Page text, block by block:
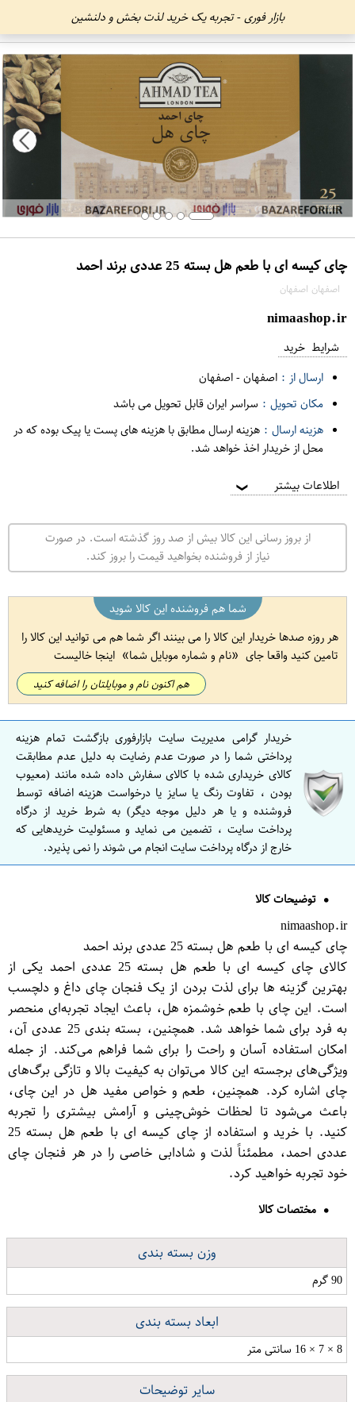
بازار فوری - تجربه یک خرید لذت بخش و دلنشین
چای کیسه ای با طعم هل بسته 25 عددی برند احمد
اصفهان اصفهان
nimaashop.ir
شرایط خرید
ارسال از : اصفهان-اصفهان
مکان تحویل : سراسر ایران قابل تحویل می باشد
هزینه ارسال : هزینه ارسال مطابق با هزینه های پست یا پیک بوده که در
محل از خریدار اخذ خواهد شد.
اطلاعات بیشتر ❯
از بروز رسانی این کالا بیش از صد روز گذشته است. در صورت
نیاز از فروشنده بخواهید قیمت را بروز کند.
شما هم فروشنده این کالا شوید
هر روزه صدها خریدار این کالا را می بینند اگر شما هم می توانید این کالا را
تامین کنید واقعا جای
نام و شماره موبایل شما اینجا خالیست
هم اکنون نام و موبایلتان را اضافه کنید
خریدار گرامی مدیریت سایت بازارفوری بازگشت تمام هزینه
پرداختی شما را در صورت عدم رضایت به دلیل عدم مطابقت
کالای خریداری شده با کالای سفارش داده شده مانند (معیوب
بودن ، تفاوت رنگ یا سایز یا درخواست هزینه اضافه توسط
فروشنده و یا هر دلیل موجه دیگر) به شرط خرید از درگاه
پرداخت سایت ، تضمین می نماید و مسئولیت خریدهایی که
خارج از درگاه پرداخت سایت انجام می شوند را نمی پذیرد.
توضیحات کالا
nimaashop.ir
چای کیسه ای با طعم هل بسته 25 عددی برند احمد
کالای چای کیسه ای با طعم هل بسته 25 عددی احمد یکی از
بهترین گزینه ها برای لذت بردن از یک فنجان چای داغ و دلچسب
است. این چای با طعم خوشمزه هل، باعث ایجاد تجربه‌ای منحصر
به فرد برای شما خواهد شد. همچنین، بسته بندی 25 عددی آن،
امکان استفاده آسان و راحت را برای شما فراهم می‌کند. از جمله
ویژگی‌های برجسته این کالا می‌توان به کیفیت بالا و تازگی برگ‌های
چای اشاره کرد. همچنین، طعم و خواص مفید هل در این چای،
باعث می‌شود تا لحظات خوش‌چینی و آرامش بیشتری را تجربه
کنید. با خرید و استفاده از چای کیسه ای با طعم هل بسته 25
عددی احمد، مطمئناً لذت و شادابی خاصی را در هر فنجان چای
خود تجربه خواهید کرد.
مختصات کالا
وزن بسته بندی
90 گرم
ابعاد بسته بندی
8 × 7 × 16 سانتی متر
سایر توضیحات